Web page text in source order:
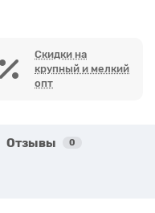
Скидки на
крупный и мелкий
опт
Отзывы 0